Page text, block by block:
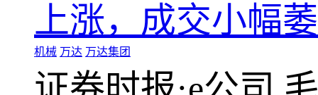
上涨，成交小幅
机械 万达 万达集团